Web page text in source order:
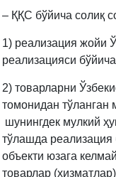
– ҚҚС бўйича солиқ
1) реализация жойи
реализацияси
2) товарларни
томонидан тўланган
шунингдек мулкий
тўлашда
объекти юзага
товарлар